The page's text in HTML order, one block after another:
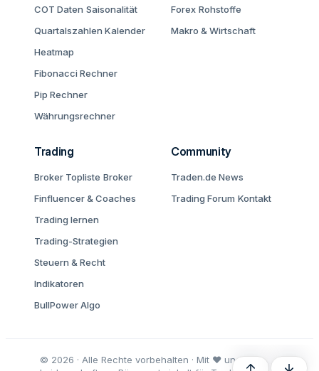
COT Daten Saisonalität
Quartalszahlen Kalender
Heatmap
Fibonacci Rechner
Pip Rechner
Währungsrechner
Forex Rohstoffe
Makro & Wirtschaft
Trading
Broker Topliste Broker
Finfluencer & Coaches
Trading lernen
Trading-Strategien
Steuern & Recht
Indikatoren
BullPower Algo
Community
Traden.de News
Trading Forum Kontakt
© 2026 · Alle Rechte vorbehalten · Mit ♥ und